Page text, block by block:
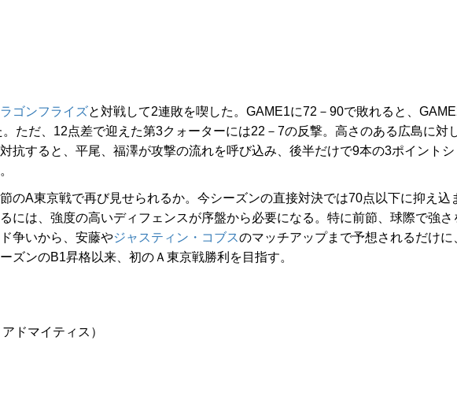
ゴンフライズと対戦して2連敗を喫した。GAME1に72－90で敗れると、
ただ、12点差で迎えた第3クォーターには22－7の反撃。高さのある広島に対
抗すると、平尾、福澤が攻撃の流れを呼び込み、後半だけで9本の3ポイントシ
のA東京戦で再び見せられるか。今シーズンの直接対決では70点以下に抑え込
には、強度の高いディフェンスが序盤から必要になる。特に前節、球際で強さ
争いから、安藤やジャスティン・コブスのマッチアップまで予想されるだけに
ズンのB1昇格以来、初のＡ東京戦勝利を目指す。
ドマイティス）